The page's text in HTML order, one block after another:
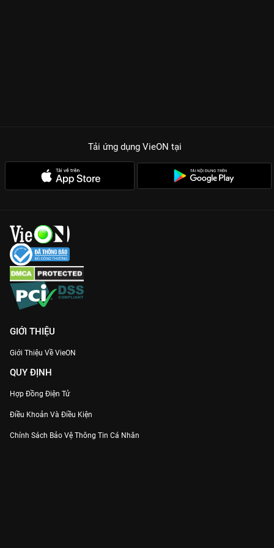
Trần Hiểu tiếp tục gây sốt với tạo hình cổ trang nam tính và
phong thái của một người làm chủ thực thụ.
Bối cảnh lịch sử hoành tráng:
Phim phục dựng tỉ mỉ không gian
kinh doanh cuối thời Thanh, mang lại cảm giác chân thực trong
Nếu bạn muốn xem một bộ phim vừa để giải trí, vừa để học
cách làm ăn lớn, hãy lên
Người Làm Ăn Lớn
Tải ứng dụng VieON tại
GIỚI THIỆU
Giới Thiệu Về VieON
QUY ĐỊNH
Hợp Đồng Điện Tử
Điều Khoản Và Điều Kiện
Chính Sách Bảo Vệ Thông Tin Cá Nhân